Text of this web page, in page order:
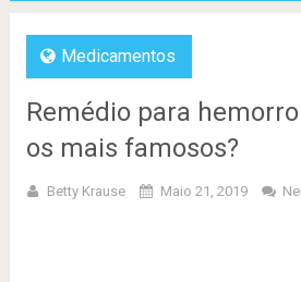
Medicamentos
Remédio para
os mais famosos?
Betty Krause Maio 21, 2019